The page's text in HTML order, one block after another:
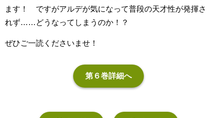
ます！ ですがアルデが気になって普段の天才性が発揮さ
れず……どうなってしまうのか！？
ぜひご一読くださいませ！
第６巻詳細へ